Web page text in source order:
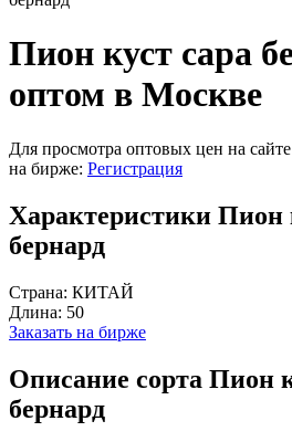
Пион куст сара
оптом в Москве
Для просмотра оптовых цен на
на бирже: Регистрация
Характеристики Пион
бернард
Страна: КИТАЙ
Длина: 50
Заказать на бирже
Описание сорта Пион
бернард